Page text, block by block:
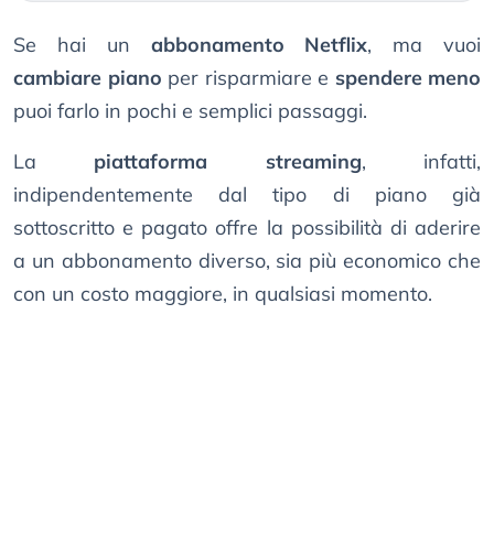
Se hai un abbonamento Netflix, ma vuoi
cambiare piano per risparmiare e spendere meno
puoi farlo in pochi e semplici passaggi.
La piattaforma streaming, infatti,
indipendentemente dal tipo di piano già
sottoscritto e pagato offre la possibilità di aderire
a un abbonamento diverso, sia più economico che
con un costo maggiore, in qualsiasi momento.